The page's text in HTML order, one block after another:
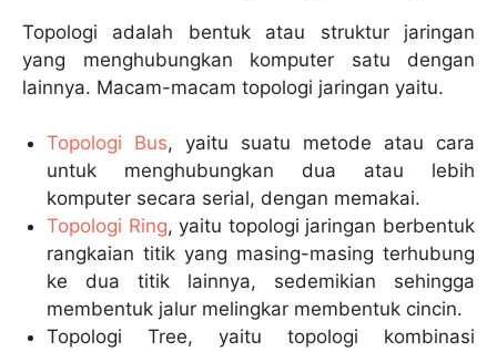
Topologi adalah bentuk atau struktur jaringan
yang menghubungkan komputer satu dengan
lainnya. Macam-macam topologi jaringan yaitu.
Topologi Bus, yaitu suatu metode atau cara
untuk menghubungkan dua atau lebih
komputer secara serial, dengan memakai.
Topologi Ring, yaitu topologi jaringan berbentuk
rangkaian titik yang masing-masing terhubung
ke dua titik lainnya, sedemikian sehingga
membentuk jalur melingkar membentuk cincin.
Topologi Tree, yaitu topologi kombinasi